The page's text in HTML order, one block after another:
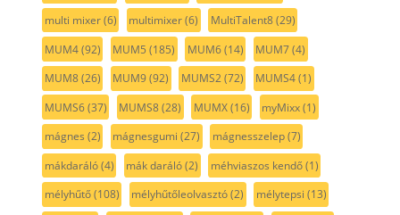
multi mixer(6) multimixer(6) MultiTalent8(29)
MUM4(92) MUM5 (185) MUM6(14) MUM7(4)
MUM8(26) MUM9(92) MUMS2(72) MUMS4(1)
MUMS6(37) MUMS8(28) MUMX(16) myMixx(1)
mágnes (2) mágnesgumi (27) mágnesszelep(7)
mákdaráló(4) mák daráló(2) méhviaszos kendő(1)
mélyhűtő(108) mélyhűtőleolvasztó(2) mélytepsi (13)